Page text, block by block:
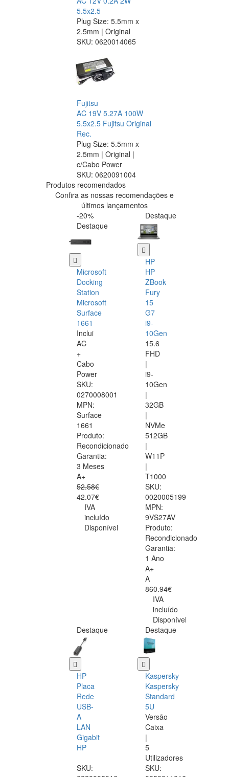
5.5x2.5
Plug Size: 5.5mm x
2.5mm | Original
SKU: 0620014065
Fujitsu
AC 19V 5.27A 100W
5.5x2.5 Fujitsu Original
Rec.
Plug Size: 5.5mm x
2.5mm | Original |
c/Cabo Power
SKU: 0620091004
Produtos recomendados
Confira as nossas recomendações e
últimos lançamentos
-20%
Destaque
Microsoft
Docking
Station
Microsoft
Surface
1661
Inclui
AC
+
Cabo
Power
SKU:
0270008001
MPN:
Surface
1661
Produto:
Recondicionado
Garantia:
3 Meses
A+
52.58€
42.07€
IVA
incluído
Disponível
Destaque
HP
HP
ZBook
Fury
15
G7
i9-
10Gen
15.6
FHD
|
i9-
10Gen
|
32GB
|
NVMe
512GB
|
W11P
|
T1000
SKU:
0020005199
MPN:
9VS27AV
Produto:
Recondicionado
Garantia:
1 Ano
A+
A
860.94€
IVA
incluído
Disponível
Destaque
HP
Placa
Rede
USB-
A
LAN
Gigabit
HP
SKU:
Destaque
Kaspersky
Kaspersky
Standard
5U
Versão
Caixa
|
5
Utilizadores
SKU: